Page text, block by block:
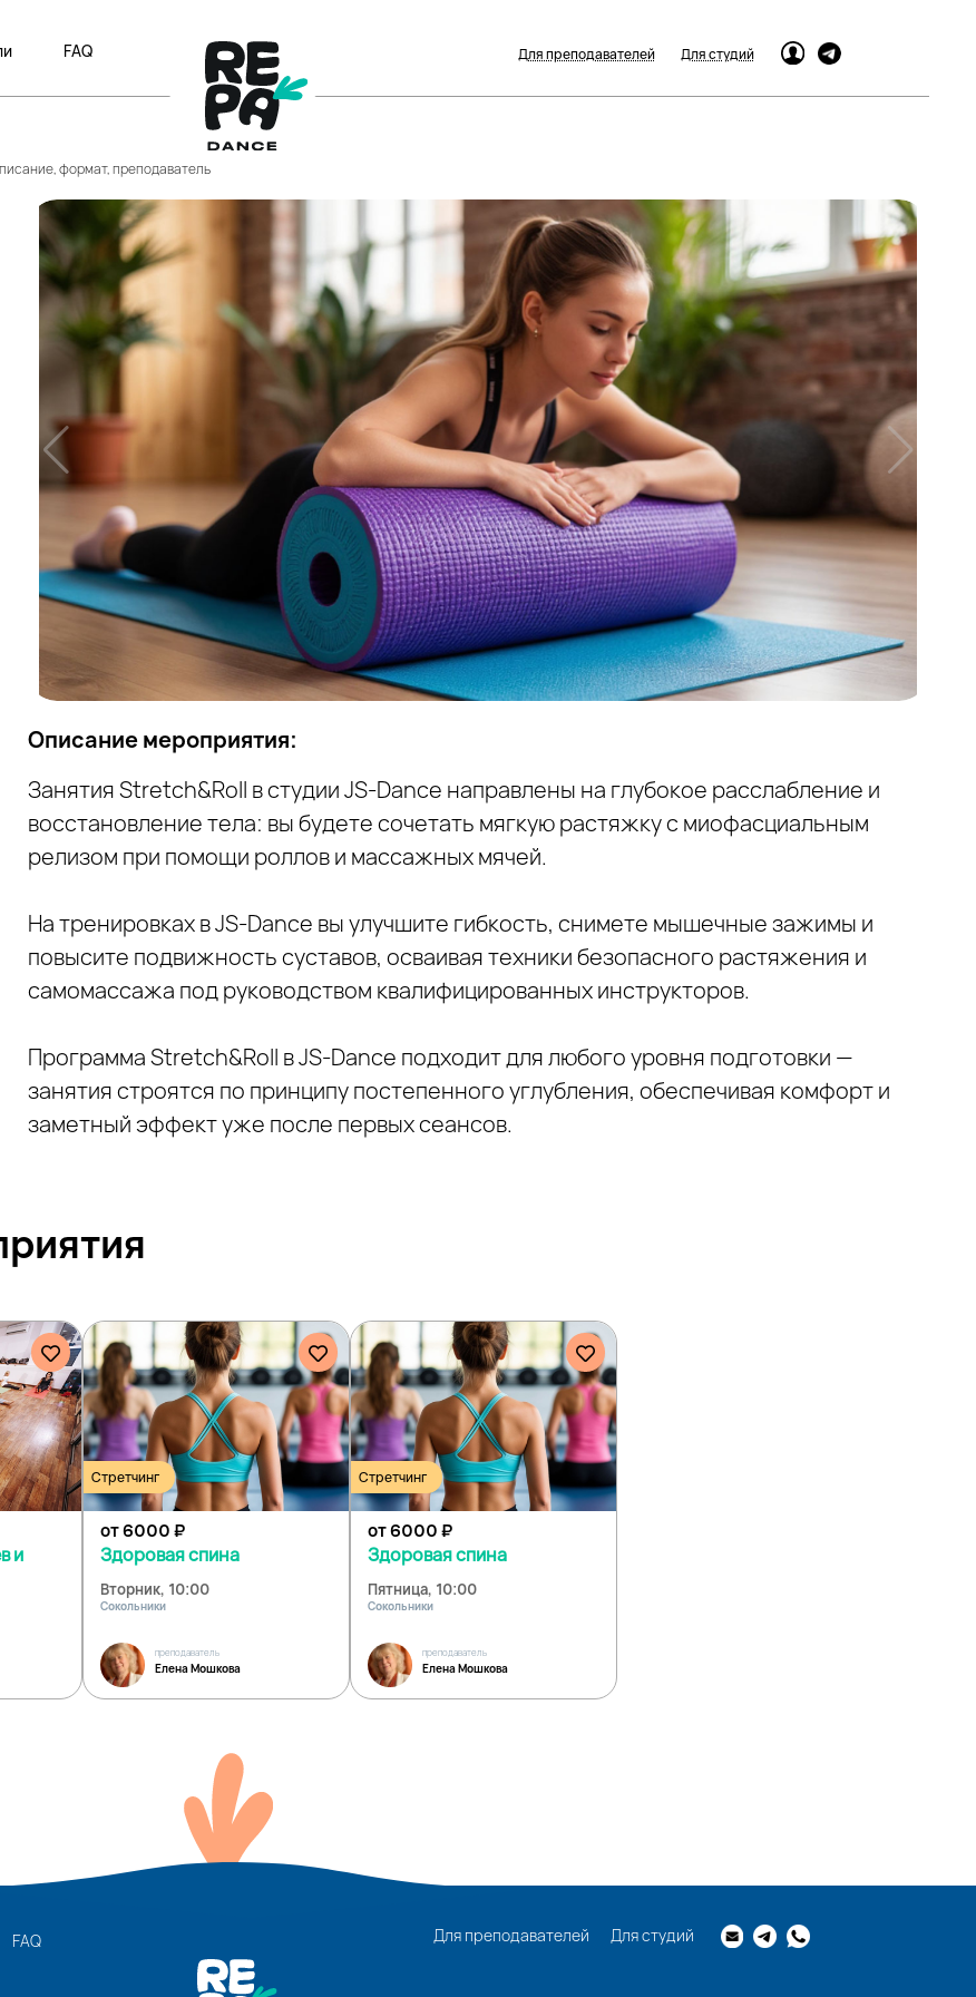
FAQ Для преподавателей Для студий
формат, преподаватель
Описание мероприятия:
Занятия Stretch&Roll в студии JS‑Dance направлены на глубокое расслабление и
восстановление тела: вы будете сочетать мягкую растяжку с миофасциальным
релизом при помощи роллов и массажных мячей.
На тренировках в JS‑Dance вы улучшите гибкость, снимете мышечные зажимы и
повысите подвижность суставов, осваивая техники безопасного растяжения и
самомассажа под руководством квалифицированных инструкторов.
Программа Stretch&Roll в JS‑Dance подходит для любого уровня подготовки —
занятия строятся по принципу постепенного углубления, обеспечивая комфорт и
заметный эффект уже после первых сеансов.
и
Стретчинг
от 6000₽
Здоровая спина
Вторник, 10:00
Сокольники
преподаватель
Елена Мошкова
Стретчинг
от 6000₽
Здоровая спина
Пятница, 10:00
Сокольники
преподаватель
Елена Мошкова
FAQ Для преподавателей Для студий